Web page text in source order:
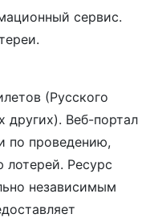
сервис.
(Русского
Веб-портал
по проведению,
Ресурс
независимым